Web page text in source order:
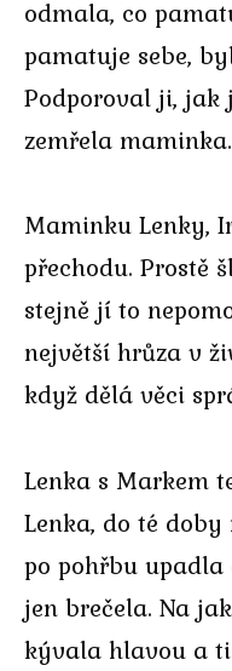
odmala, co
pamatuje sebe,
Podporoval ji, jak
zemřela maminka.
Maminku Lenky,
přechodu. Prostě
stejně jí to
největší hrůza v
když dělá věci
Lenka s Markem
Lenka, do té
po pohřbu
jen brečela. Na
kývala hlavou a